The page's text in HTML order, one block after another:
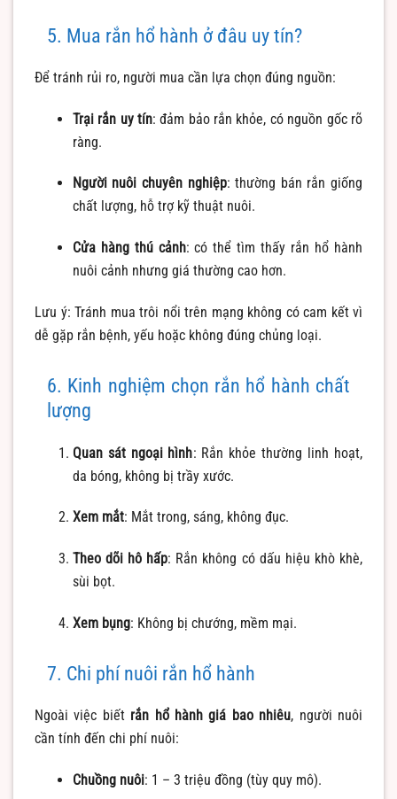
5. Mua rắn hổ hành ở đâu uy tín?
Để tránh rủi ro, người mua cần lựa chọn đúng nguồn:
Trại rắn uy tín: đảm bảo rắn khỏe, có nguồn gốc rõ
ràng.
Người nuôi chuyên nghiệp: thường bán rắn giống
chất lượng, hỗ trợ kỹ thuật nuôi.
Cửa hàng thú cảnh: có thể tìm thấy rắn hổ hành
nuôi cảnh nhưng giá thường cao hơn.
Lưu ý: Tránh mua trôi nổi trên mạng không có cam kết vì
dễ gặp rắn bệnh, yếu hoặc không đúng chủng loại.
6. Kinh nghiệm chọn rắn hổ hành chất
lượng
Quan sát ngoại hình: Rắn khỏe thường linh hoạt,
da bóng, không bị trầy xước.
Xem mắt: Mắt trong, sáng, không đục.
Theo dõi hô hấp: Rắn không có dấu hiệu khò khè,
sùi bọt.
Xem bụng: Không bị chướng, mềm mại.
7. Chi phí nuôi rắn hổ hành
Ngoài việc biết rắn hổ hành giá bao nhiêu, người nuôi
cần tính đến chi phí nuôi:
Chuồng nuôi: 1 – 3 triệu đồng (tùy quy mô).